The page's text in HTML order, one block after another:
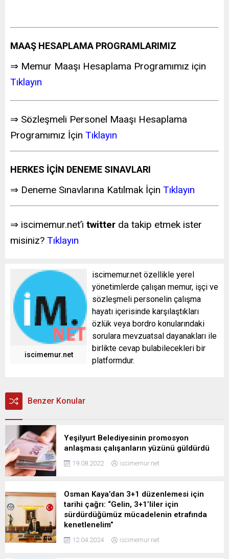
MAAŞ HESAPLAMA PROGRAMLARIMIZ
⇒ Memur Maaşı Hesaplama Programımız için
Tıklayın
⇒ Sözleşmeli Personel Maaşı Hesaplama
Programımız İçin Tıklayın
HERKES İÇİN DENEME SINAVLARI
⇒ Deneme Sınavlarına Katılmak İçin Tıklayın
⇒ iscimemur.net’i twitter da takip etmek ister
misiniz? Tıklayın
iscimemur.net
iscimemur.net özellikle yerel
yönetimlerde çalışan memur, işçi ve
sözleşmeli personelin çalışma
hayatı içerisinde karşılaştıkları
özlük veya bordro konularındaki
sorulara mevzuatsal dayanakları ile
birlikte cevap bulabilecekleri bir
platformdur.
Benzer Konular
Yeşilyurt Belediyesinin promosyon
anlaşması çalışanların yüzünü güldürdü
19.08.2022 iscimemur.net
Osman Kaya’dan 3+1 düzenlemesi için
tarihi çağrı: “Gelin, 3+1’liler için
sürdürdüğümüz mücadelenin etrafında
kenetlenelim”
12.04.2024 iscimemur.net